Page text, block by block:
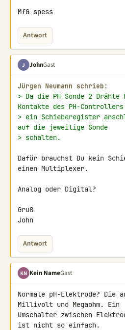
MfG spess
Antwort
J JohnGast
Jürgen Neumann schrieb:
> Da die PH Sonde 2
Kontakte des PH-
> ein Schieberegister
auf die jeweilige Sonde
> schalten.
Dafür brauchst Du kein
einen Multiplexer.
Analog oder Digital?
Gruß
John
Antwort
KN Kein NameGast
Normale pH-Elektrode? Die
Millivolt und Megaohm. Ein
Umschalter zwischen
ist nicht so einfach.